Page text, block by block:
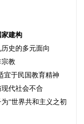
家建构
史的多元面向
教
宜于民国教育精神
代社会不合
“世界共和主义之初